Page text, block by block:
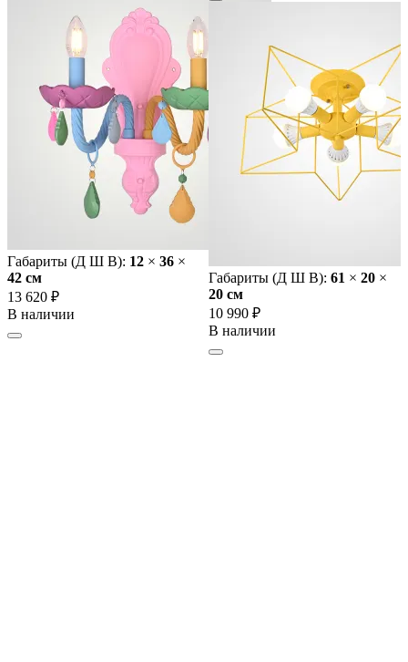
Габариты (Д Ш В): 12 × 36 ×
42 cм
13 620 ₽
В наличии
Габариты (Д Ш В): 61 × 20 ×
20 cм
10 990 ₽
В наличии